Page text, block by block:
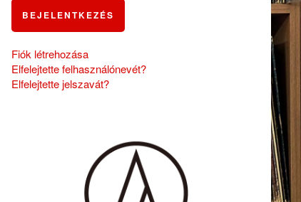
BEJELENTKEZÉS
Fiók létrehozása
Elfelejtette felhasználónevét?
Elfelejtette jelszavát?